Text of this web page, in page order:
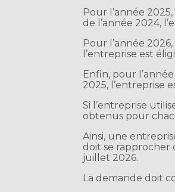
Pour l’année
de l’année 2024,
Pour l’année
l’entreprise est
Enfin, pour
2025, l’entreprise
Si l’entreprise
obtenus pour
Ainsi, une
doit se rapprocher
juillet 2026.
La demande doit